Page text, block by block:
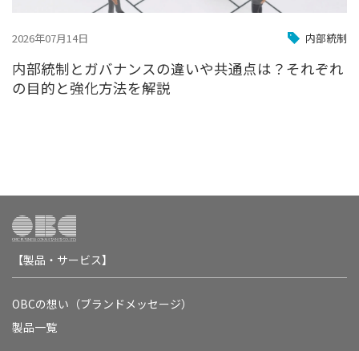
2026年07月14日 内部統制
内部統制とガバナンスの違いや共通点は？それぞれ
の目的と強化方法を解説
【製品・サービス】
OBCの想い（ブランドメッセージ）
製品一覧